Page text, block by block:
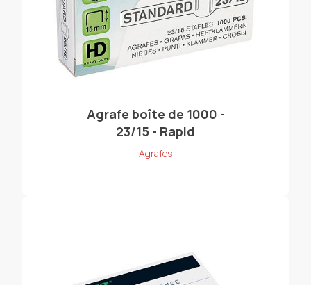
Agrafe boîte de 1000 -
23/15 - Rapid
Agrafes